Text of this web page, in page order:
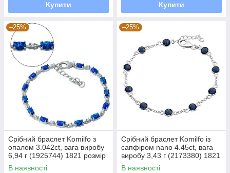
Купити Купити
–25%
Срібний браслет Komilfo з
опалом 3.042ct, вага виробу
6,94 г (1925744) 1821 розмір
В наявності
–25%
Срібний браслет Komilfo із
сапфіром nano 4.45ct, вага
виробу 3,43 г (2173380) 1821
розмір
В наявності